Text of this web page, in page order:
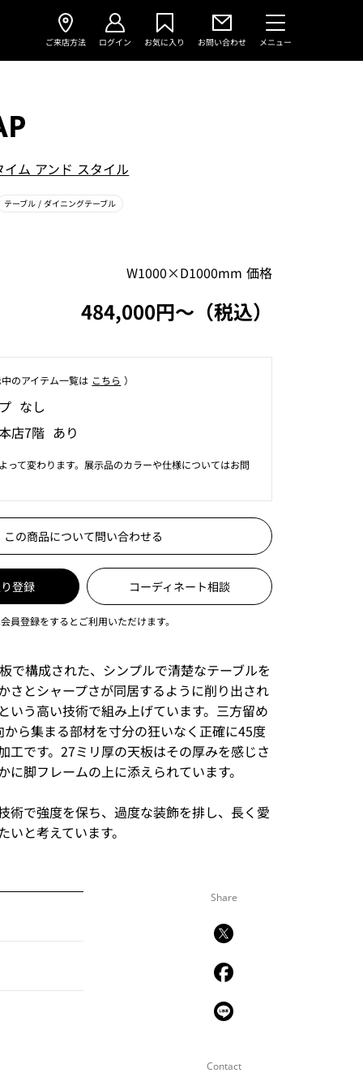
ご来店方法 ログイン お気に入り お問い合わせ メニュー
イム アンド スタイル
テーブル/ ダイニングテーブル
W1000×D1000mm 価格
484,000円〜（税込）
のアイテム⼀覧は こちら ）
なし
店7階 あり
って変わります。展示品のカラーや仕様についてはお問
この商品について問い合わせる
登録 コーディネート相談
員登録をするとご利用いただけます。
で構成された、シンプルで清楚なテーブルを
さとシャープさが同居するように削り出され
いう高い技術で組み上げています。三方留め
から集まる部材を寸分の狂いなく正確に45度
工です。27ミリ厚の天板はその厚みを感じさ
に脚フレームの上に添えられています。
術で強度を保ち、過度な装飾を排し、長く愛
いと考えています。
Share
Contact